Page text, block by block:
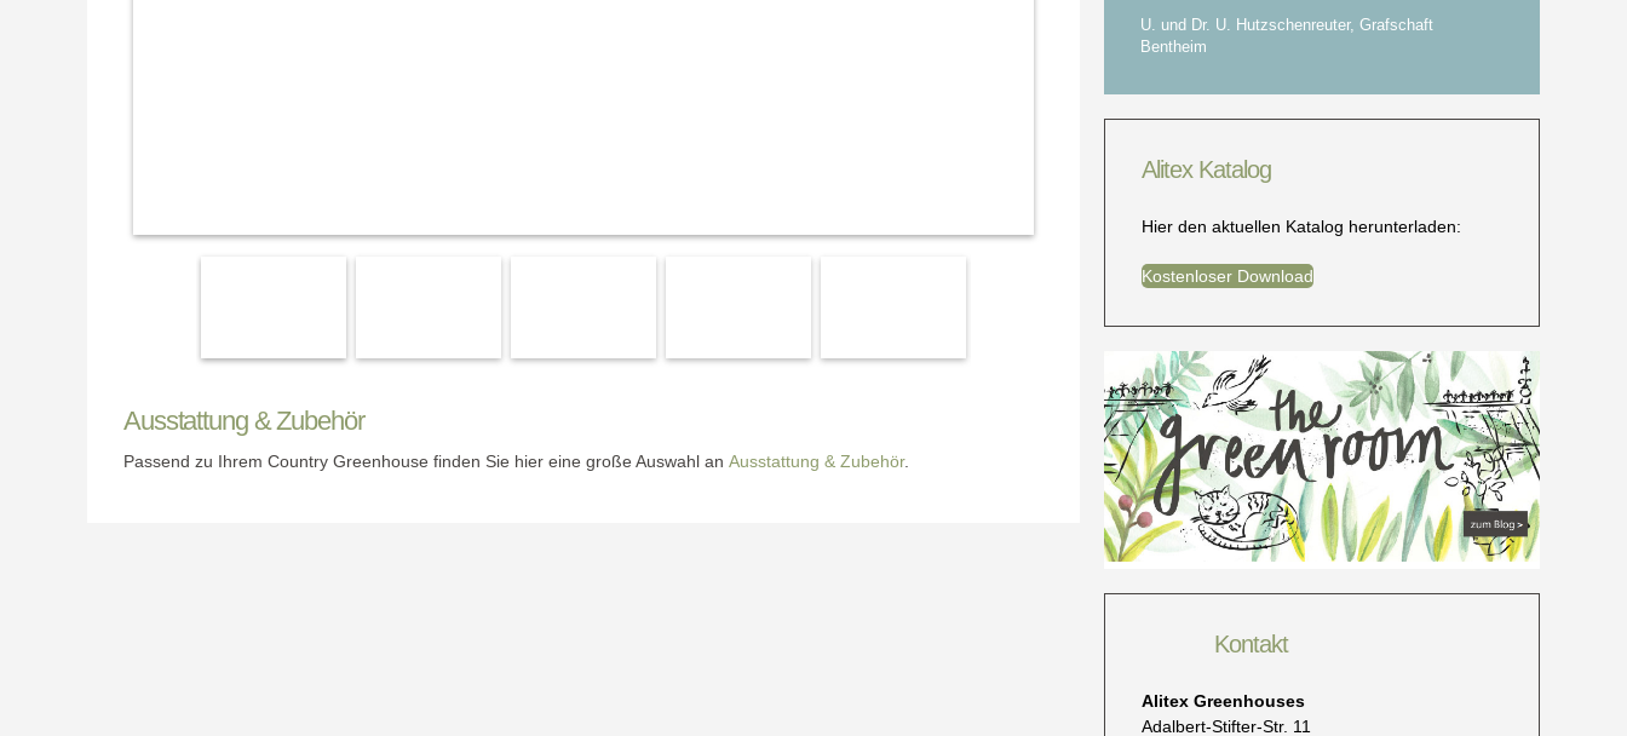
Ausstattung & Zubehör
Passend zu Ihrem Country Greenhouse finden Sie hier eine große Auswahl an Ausstattung & Zubehör.
U. und Dr. U. Hutzschenreuter, Grafschaft
Bentheim
Alitex Katalog
Hier den aktuellen Katalog herunterladen:
Kostenloser Download
Kontakt
Alitex Greenhouses
Adalbert-Stifter-Str. 11